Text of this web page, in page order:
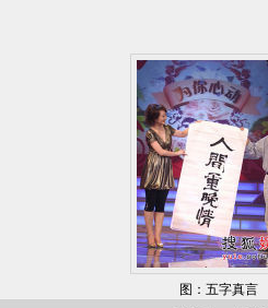
图：五字真言